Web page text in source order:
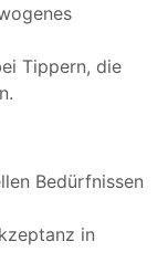
Tippern, die
Bedürfnissen
in